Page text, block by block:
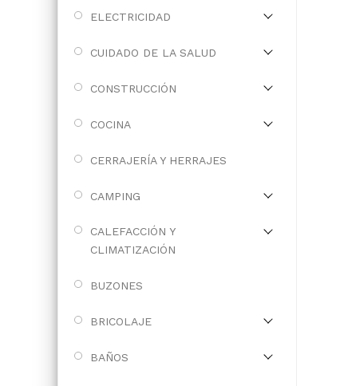
ELECTRICIDAD
CUIDADO DE LA SALUD
CONSTRUCCIÓN
COCINA
CERRAJERÍA Y HERRAJES
CAMPING
CALEFACCIÓN Y
CLIMATIZACIÓN
BUZONES
BRICOLAJE
BAÑOS